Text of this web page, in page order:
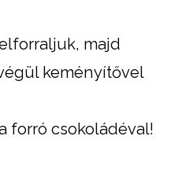
majd
keményítővel
forró csokoládéval!